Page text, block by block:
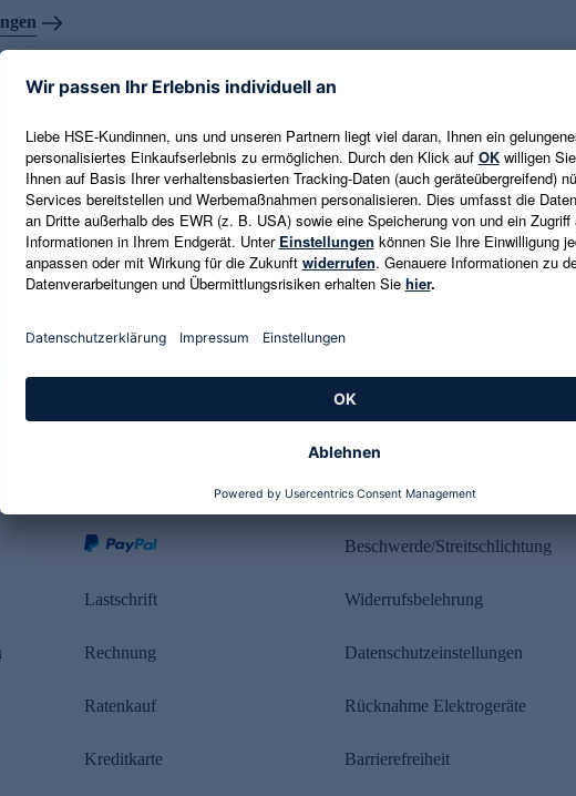
€ Gutschein erhalten
abonnieren und aktuelle Trends,
E-Mail erhalten. Als Dankeschön
Gutschein. Eine Abmeldung ist jederzeit in
E-Mail-Adresse eingeben
Es gelten die Datenschutzrichtlinien
Lastschrift
Rechnung
Ratenkauf
Kreditkarte
Rechtliches
Beschwerde/Streitschlichtung
Widerrufsbelehrung
Datenschutzeinstellungen
Rücknahme Elektrogeräte
Barrierefreiheit